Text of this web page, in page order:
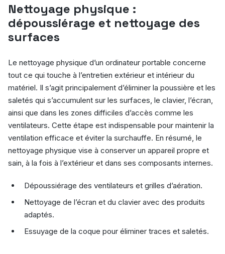
Nettoyage physique :
dépoussiérage et nettoyage des
surfaces
Le nettoyage physique d’un ordinateur portable concerne
tout ce qui touche à l’entretien extérieur et intérieur du
matériel. Il s’agit principalement d’éliminer la poussière et les
saletés qui s’accumulent sur les surfaces, le clavier, l’écran,
ainsi que dans les zones difficiles d’accès comme les
ventilateurs. Cette étape est indispensable pour maintenir la
ventilation efficace et éviter la surchauffe. En résumé, le
nettoyage physique vise à conserver un appareil propre et
sain, à la fois à l’extérieur et dans ses composants internes.
Dépoussiérage des ventilateurs et grilles d’aération.
Nettoyage de l’écran et du clavier avec des produits
adaptés.
Essuyage de la coque pour éliminer traces et saletés.